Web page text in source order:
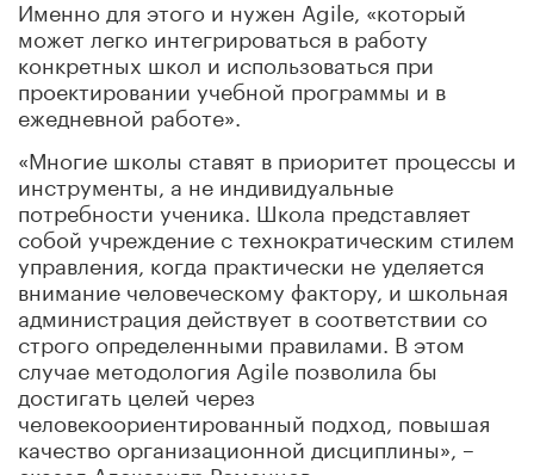
Именно для этого и нужен Agile, «который
может легко интегрироваться в работу
конкретных школ и использоваться при
проектировании учебной программы и в
ежедневной работе».
«Многие школы ставят в приоритет процессы и
инструменты, а не индивидуальные
потребности ученика. Школа представляет
собой учреждение с технократическим стилем
управления, когда практически не уделяется
внимание человеческому фактору, и школьная
администрация действует в соответствии со
строго определенными правилами. В этом
случае методология Agile позволила бы
достигать целей через
человекоориентированный подход, повышая
качество организационной дисциплины», –